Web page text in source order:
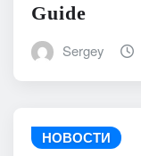
Guide
Sergey
НОВОСТИ